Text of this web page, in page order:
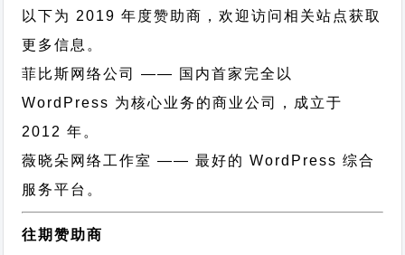
以下为 2019 年度赞助商，欢迎访问相关站点获取
更多信息。
菲比斯网络公司
—— 国内首家完全以
WordPress 为核心业务的商业公司，成立于
2012 年。
薇晓朵网络工作室 —— 最好的 WordPress 综合
服务平台。
往期赞助商